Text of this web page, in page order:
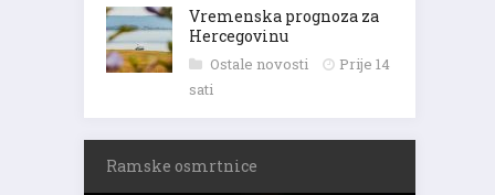
Vremenska prognoza za
Hercegovinu
Ostale novosti
Prije 14
sati
Ramske osmrtnice